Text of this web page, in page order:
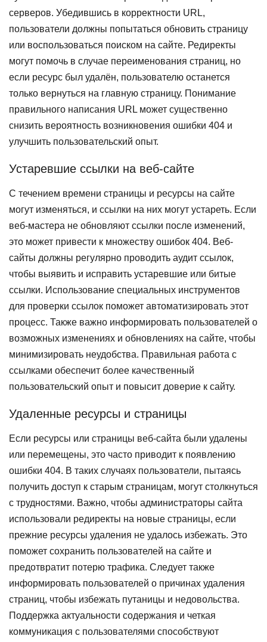
серверов. Убедившись в корректности URL,
пользователи должны попытаться обновить страницу
или воспользоваться поиском на сайте. Редиректы
могут помочь в случае переименования страниц, но
если ресурс был удалён, пользователю останется
только вернуться на главную страницу. Понимание
правильного написания URL может существенно
снизить вероятность возникновения ошибки 404 и
улучшить пользовательский опыт.
Устаревшие ссылки на веб-сайте
С течением времени страницы и ресурсы на сайте
могут изменяться, и ссылки на них могут устареть. Если
веб-мастера не обновляют ссылки после изменений,
это может привести к множеству ошибок 404. Веб-
сайты должны регулярно проводить аудит ссылок,
чтобы выявить и исправить устаревшие или битые
ссылки. Использование специальных инструментов
для проверки ссылок поможет автоматизировать этот
процесс. Также важно информировать пользователей о
возможных изменениях и обновлениях на сайте, чтобы
минимизировать неудобства. Правильная работа с
ссылками обеспечит более качественный
пользовательский опыт и повысит доверие к сайту.
Удаленные ресурсы и страницы
Если ресурсы или страницы веб-сайта были удалены
или перемещены, это часто приводит к появлению
ошибки 404. В таких случаях пользователи, пытаясь
получить доступ к старым страницам, могут столкнуться
с трудностями. Важно, чтобы администраторы сайта
использовали редиректы на новые страницы, если
прежние ресурсы удаления не удалось избежать. Это
поможет сохранить пользователей на сайте и
предотвратит потерю трафика. Следует также
информировать пользователей о причинах удаления
страниц, чтобы избежать путаницы и недовольства.
Поддержка актуальности содержания и четкая
коммуникация с пользователями способствуют